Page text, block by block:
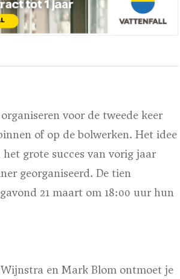
voor de tweede keer
of op de bolwerken. Het idee
grote succes van vorig jaar
georganiseerd. De tien
21 maart om 18:00 uur hun
en Mark Blom ontmoet je